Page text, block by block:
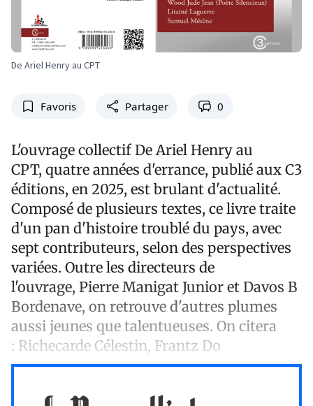
De Ariel Henry au CPT
Favoris Partager 0
L'ouvrage collectif De Ariel Henry au
CPT, quatre années d'errance, publié aux C3
éditions, en 2025, est brulant d'actualité.
Composé de plusieurs textes, ce livre traite
d'un pan d'histoire troublé du pays, avec
sept contributeurs, selon des perspectives
variées. Outre les directeurs de
l'ouvrage, Pierre Manigat Junior et Davos B
Bordenave, on retrouve d'autres plumes
aussi jeunes que talentueuses. On citera
: Richecarde Célestin, Frantz Do